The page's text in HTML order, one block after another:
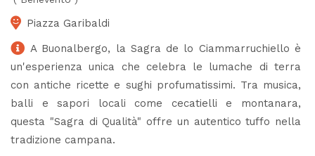
Piazza Garibaldi
A Buonalbergo, la Sagra de lo Ciammarruchiello è
un'esperienza unica che celebra le lumache di terra
con antiche ricette e sughi profumatissimi. Tra musica,
balli e sapori locali come cecatielli e montanara,
questa "Sagra di Qualità" offre un autentico tuffo nella
tradizione campana.